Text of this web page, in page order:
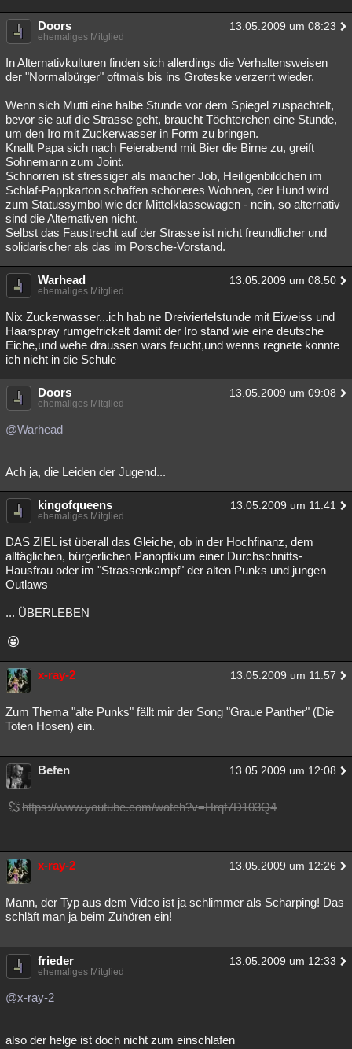
Doors 13.05.2009 um 08:23
ehemaliges Mitglied
In Alternativkulturen finden sich allerdings die Verhaltensweisen
der "Normalbürger" oftmals bis ins Groteske verzerrt wieder.
Wenn sich Mutti eine halbe Stunde vor dem Spiegel zuspachtelt,
bevor sie auf die Strasse geht, braucht Töchterchen eine Stunde,
um den Iro mit Zuckerwasser in Form zu bringen.
Knallt Papa sich nach Feierabend mit Bier die Birne zu, greift
Sohnemann zum Joint.
Schnorren ist stressiger als mancher Job, Heiligenbildchen im
Schlaf-Pappkarton schaffen schöneres Wohnen, der Hund wird
zum Statussymbol wie der Mittelklassewagen - nein, so alternativ
sind die Alternativen nicht.
Selbst das Faustrecht auf der Strasse ist nicht freundlicher und
solidarischer als das im Porsche-Vorstand.
Warhead 13.05.2009 um 08:50
ehemaliges Mitglied
Nix Zuckerwasser...ich hab ne Dreiviertelstunde mit Eiweiss und
Haarspray rumgefrickelt damit der Iro stand wie eine deutsche
Eiche,und wehe draussen wars feucht,und wenns regnete konnte
ich nicht in die Schule
Doors 13.05.2009 um 09:08
ehemaliges Mitglied
@Warhead
Ach ja, die Leiden der Jugend...
kingofqueens 13.05.2009 um 11:41
ehemaliges Mitglied
DAS ZIEL ist überall das Gleiche, ob in der Hochfinanz, dem
alltäglichen, bürgerlichen Panoptikum einer Durchschnitts-
Hausfrau oder im "Strassenkampf" der alten Punks und jungen
Outlaws
... ÜBERLEBEN
x-ray-2 13.05.2009 um 11:57
Zum Thema "alte Punks" fällt mir der Song "Graue Panther" (Die
Toten Hosen) ein.
Befen 13.05.2009 um 12:08
https://www.youtube.com/watch?v=Hrqf7D103Q4
x-ray-2 13.05.2009 um 12:26
Mann, der Typ aus dem Video ist ja schlimmer als Scharping! Das
schläft man ja beim Zuhören ein!
frieder 13.05.2009 um 12:33
ehemaliges Mitglied
@x-ray-2
also der helge ist doch nicht zum einschlafen